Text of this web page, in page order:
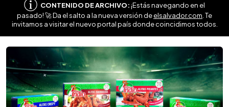
CONTENIDO DE ARCHIVO:¡Estás navegando en el
pasado! 🚀 Da el salto a la nueva versión deelsalvador.com . Te
invitamos a visitar el nuevo portal país donde coincidimos todos.